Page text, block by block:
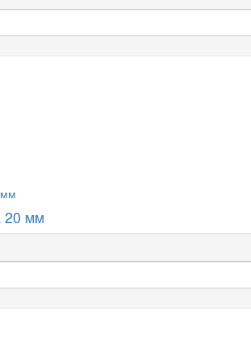
20 мм